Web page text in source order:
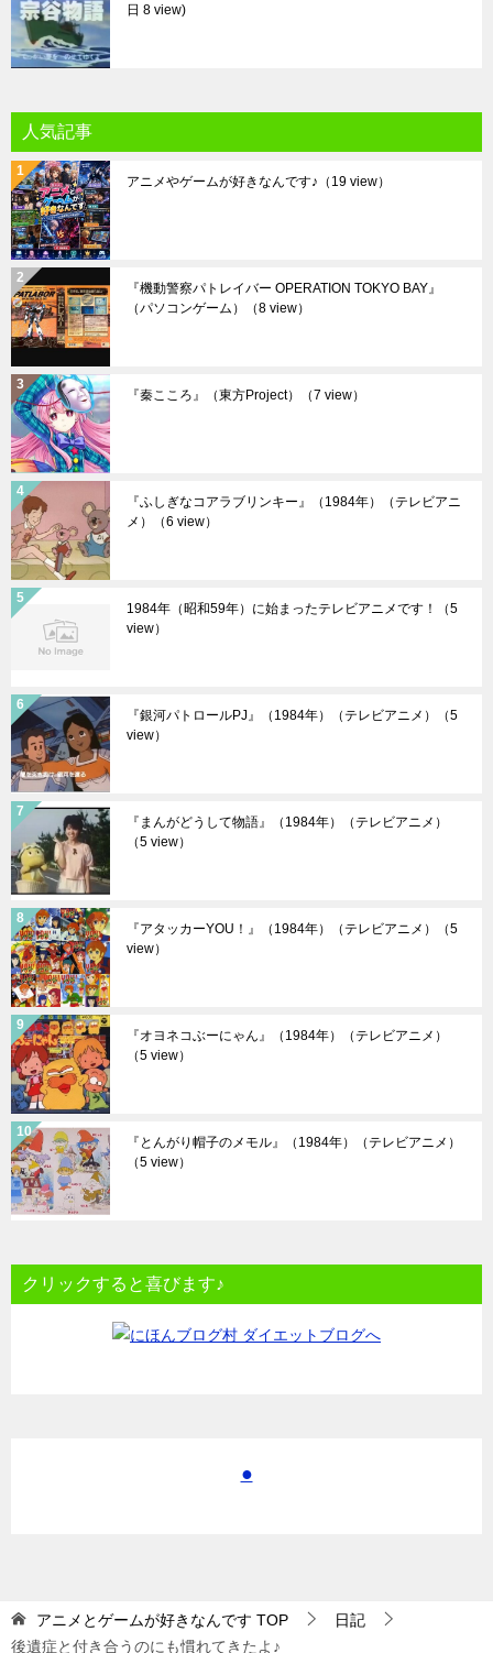
日 8 view
人気記事
アニメやゲームが好きなんです♪ （19 view）
『機動警察パトレイバー OPERATION TOKYO BAY』
（パソコンゲーム）
（8 view）
『秦こころ』（東方Project） （7 view）
『ふしぎなコアラブリンキー』（1984年）（テレビアニ
メ）
（6 view）
1984年（昭和59年）に始まったテレビアニメです！
（5
view）
『銀河パトロールPJ』（1984年）（テレビアニメ）
（5
view）
『まんがどうして物語』（1984年）（テレビアニメ）
（5 view）
『アタッカーYOU！』（1984年）（テレビアニメ）
（5
view）
『オヨネコぶーにゃん』（1984年）（テレビアニメ）
（5 view）
『とんがり帽子のメモル』（1984年）（テレビアニメ）
（5 view）
クリックすると喜びます♪
●
アニメとゲームが好きなんです TOP
日記
後遺症と付き合うのにも慣れてきたよ♪